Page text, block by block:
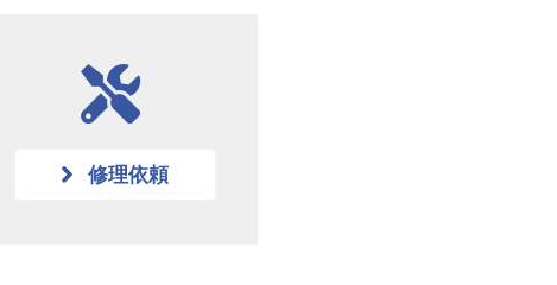
修理依頼